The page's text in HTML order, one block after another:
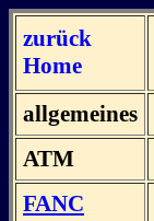
zurück
Home
allgemeines
ATM
FANC